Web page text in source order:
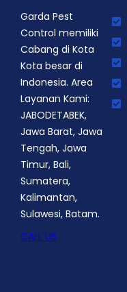
Garda Pest
Control memiliki
Cabang di Kota
Kota besar di
Indonesia. Area
Layanan Kami:
JABODETABEK,
Jawa Barat, Jawa
Tengah, Jawa
Timur, Bali,
Sumatera,
Kalimantan,
Sulawesi, Batam.
CALL US